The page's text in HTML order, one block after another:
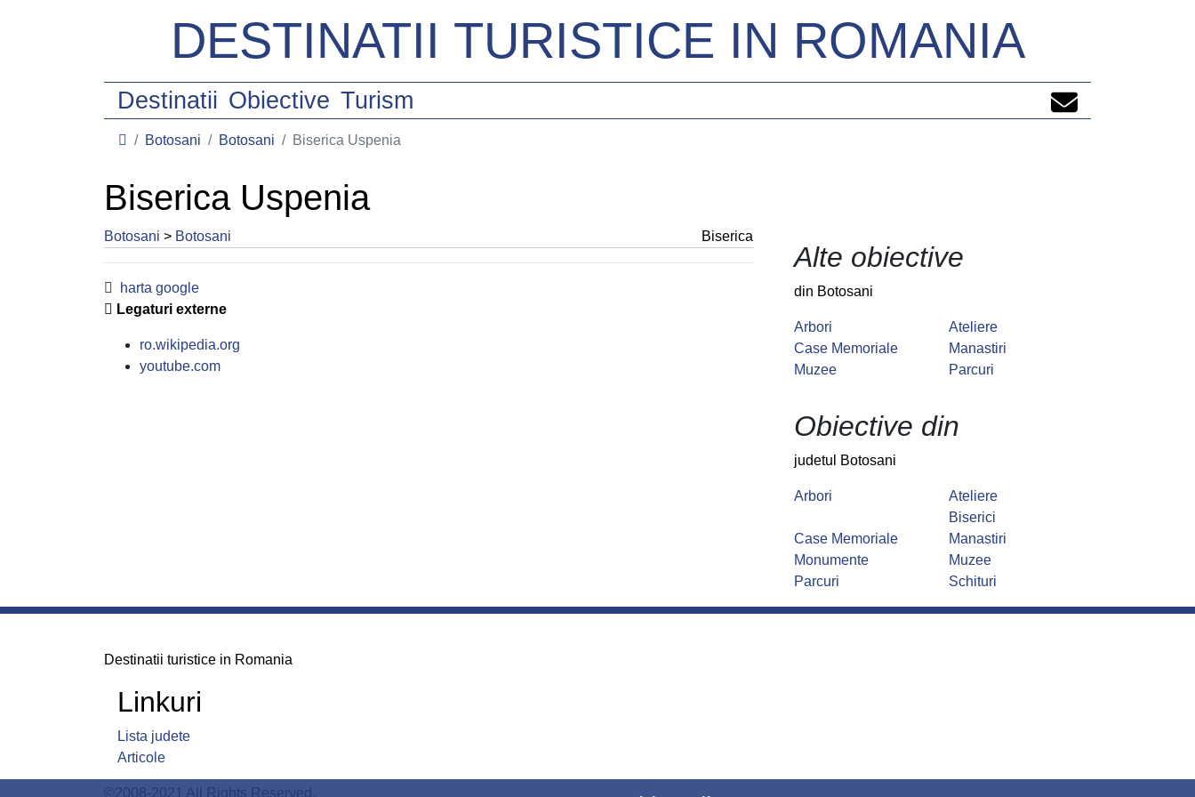
DESTINATII TURISTICE IN ROMANIA
Destinatii Obiective Turism
Botosani Botosani Biserica Uspenia
Biserica Uspenia
Botosani > Botosani Biserica
harta google
Legaturi externe
ro.wikipedia.org
youtube.com
Alte obiective
din Botosani
Arbori
Ateliere
Case Memoriale
Manastiri
Muzee
Parcuri
Obiective din
judetul Botosani
Arbori
Ateliere
Biserici
Case Memoriale
Manastiri
Monumente
Muzee
Parcuri
Schituri
Destinatii turistice in Romania
Linkuri
Lista judete
Articole
©2008-2021 All Rights Reserved.